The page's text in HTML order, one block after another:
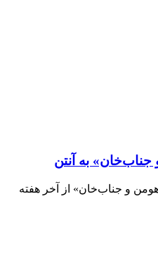
به آنتن
و جناب‌خان» از آخر هفته